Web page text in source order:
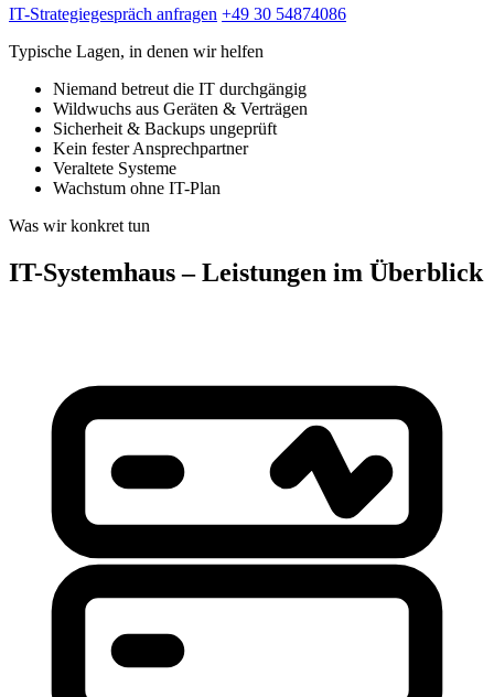
IT-Strategiegespräch anfragen +49 30 54874086
Typische Lagen, in denen wir helfen
Niemand betreut die IT durchgängig
Wildwuchs aus Geräten & Verträgen
Sicherheit & Backups ungeprüft
Kein fester Ansprechpartner
Veraltete Systeme
Wachstum ohne IT-Plan
Was wir konkret tun
IT-Systemhaus – Leistungen im Überblick